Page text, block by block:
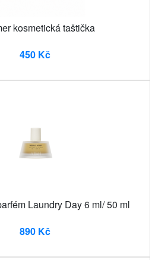
kosmetická taštička
450 Kč
Laundry Day 6 ml/ 50 ml
890 Kč